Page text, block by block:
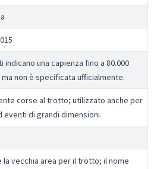
indicano una capienza fino a 80.000
non è specificata ufficialmente.
corse al trotto; utilizzato anche per
eventi di grandi dimensioni.
la vecchia area per il trotto; il nome